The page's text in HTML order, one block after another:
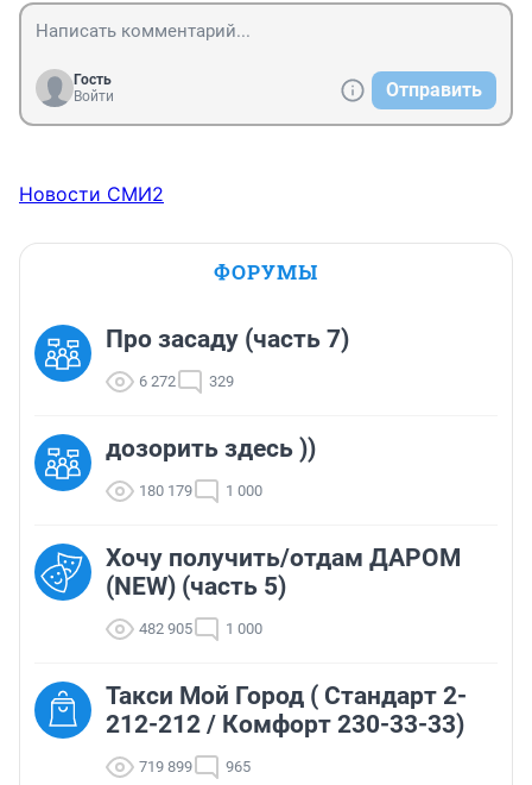
Гость
Войти
Отправить
Новости СМИ2
ФОРУМЫ
Про засаду (часть 7)
6 272 329
дозорить здесь ))
180 179 1 000
Хочу получить/отдам ДАРОМ
(NEW) (часть 5)
482 905 1 000
Такси Мой Город ( Стандарт 2-
212-212 / Комфорт 230-33-33)
719 899 965